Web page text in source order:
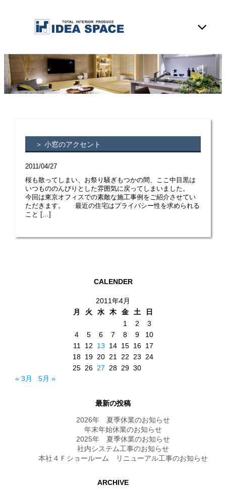
＞ 小窓のアクセント
2011/04/27
桜も散ってしまい、お祭り騒ぎもつかの間、ここ中目黒は
いつもののんびりとした雰囲気に戻ってしまいました。
今回は東京オフィスでの素敵な施工事例をご紹介させてい
ただきます。 最近の住宅はプライバシー性を求められる
こと […]
CALENDER
2011年4月
月
火 水 木 金 土
日
1
2
3
4
5 6 7 8 9
10
11
12 13 14 15 16 17
18 19 20 21 22 23
24
25 26 27 28 29 30
« 3月
5月 »
最新の投稿
2026年 夏季休業のお知らせ
年末年始休業のお知らせ
2025年 夏季休業のお知らせ
社内システム工事のお知らせ
本社４Ｆショールーム リニューアル工事のお知らせ
ARCHIVE